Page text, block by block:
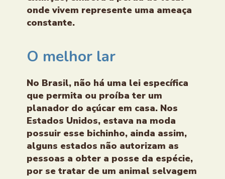
onde vivem represente uma ameaça
constante.
O melhor lar
No Brasil, não há uma lei específica
que permita ou proíba ter um
planador do açúcar em casa. Nos
Estados Unidos, estava na moda
possuir esse bichinho, ainda assim,
alguns estados não autorizam as
pessoas a obter a posse da espécie,
por se tratar de um animal selvagem